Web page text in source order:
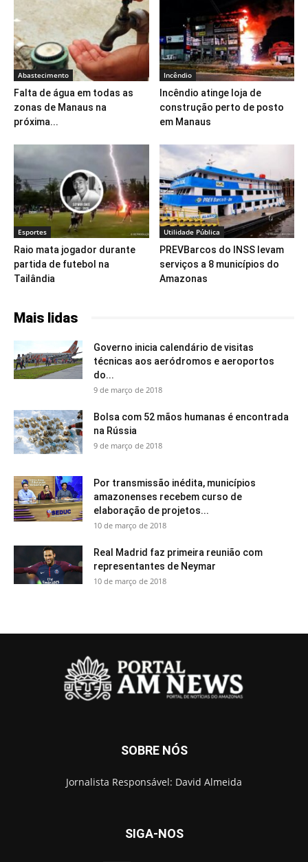
Abastecimento
Falta de água em todas as
zonas de Manaus na
próxima...
Incêndio
Incêndio atinge loja de
construção perto de posto
em Manaus
Esportes
Raio mata jogador durante
partida de futebol na
Tailândia
Utilidade Pública
PREVBarcos do INSS levam
serviços a 8 municípios do
Amazonas
Mais lidas
Governo inicia calendário de visitas
técnicas aos aeródromos e aeroportos
do...
9 de março de 2018
Bolsa com 52 mãos humanas é encontrada
na Rússia
9 de março de 2018
Por transmissão inédita, municípios
amazonenses recebem curso de
elaboração de projetos...
10 de março de 2018
Real Madrid faz primeira reunião com
representantes de Neymar
10 de março de 2018
SOBRE NÓS
Jornalista Responsável: David Almeida
SIGA-NOS